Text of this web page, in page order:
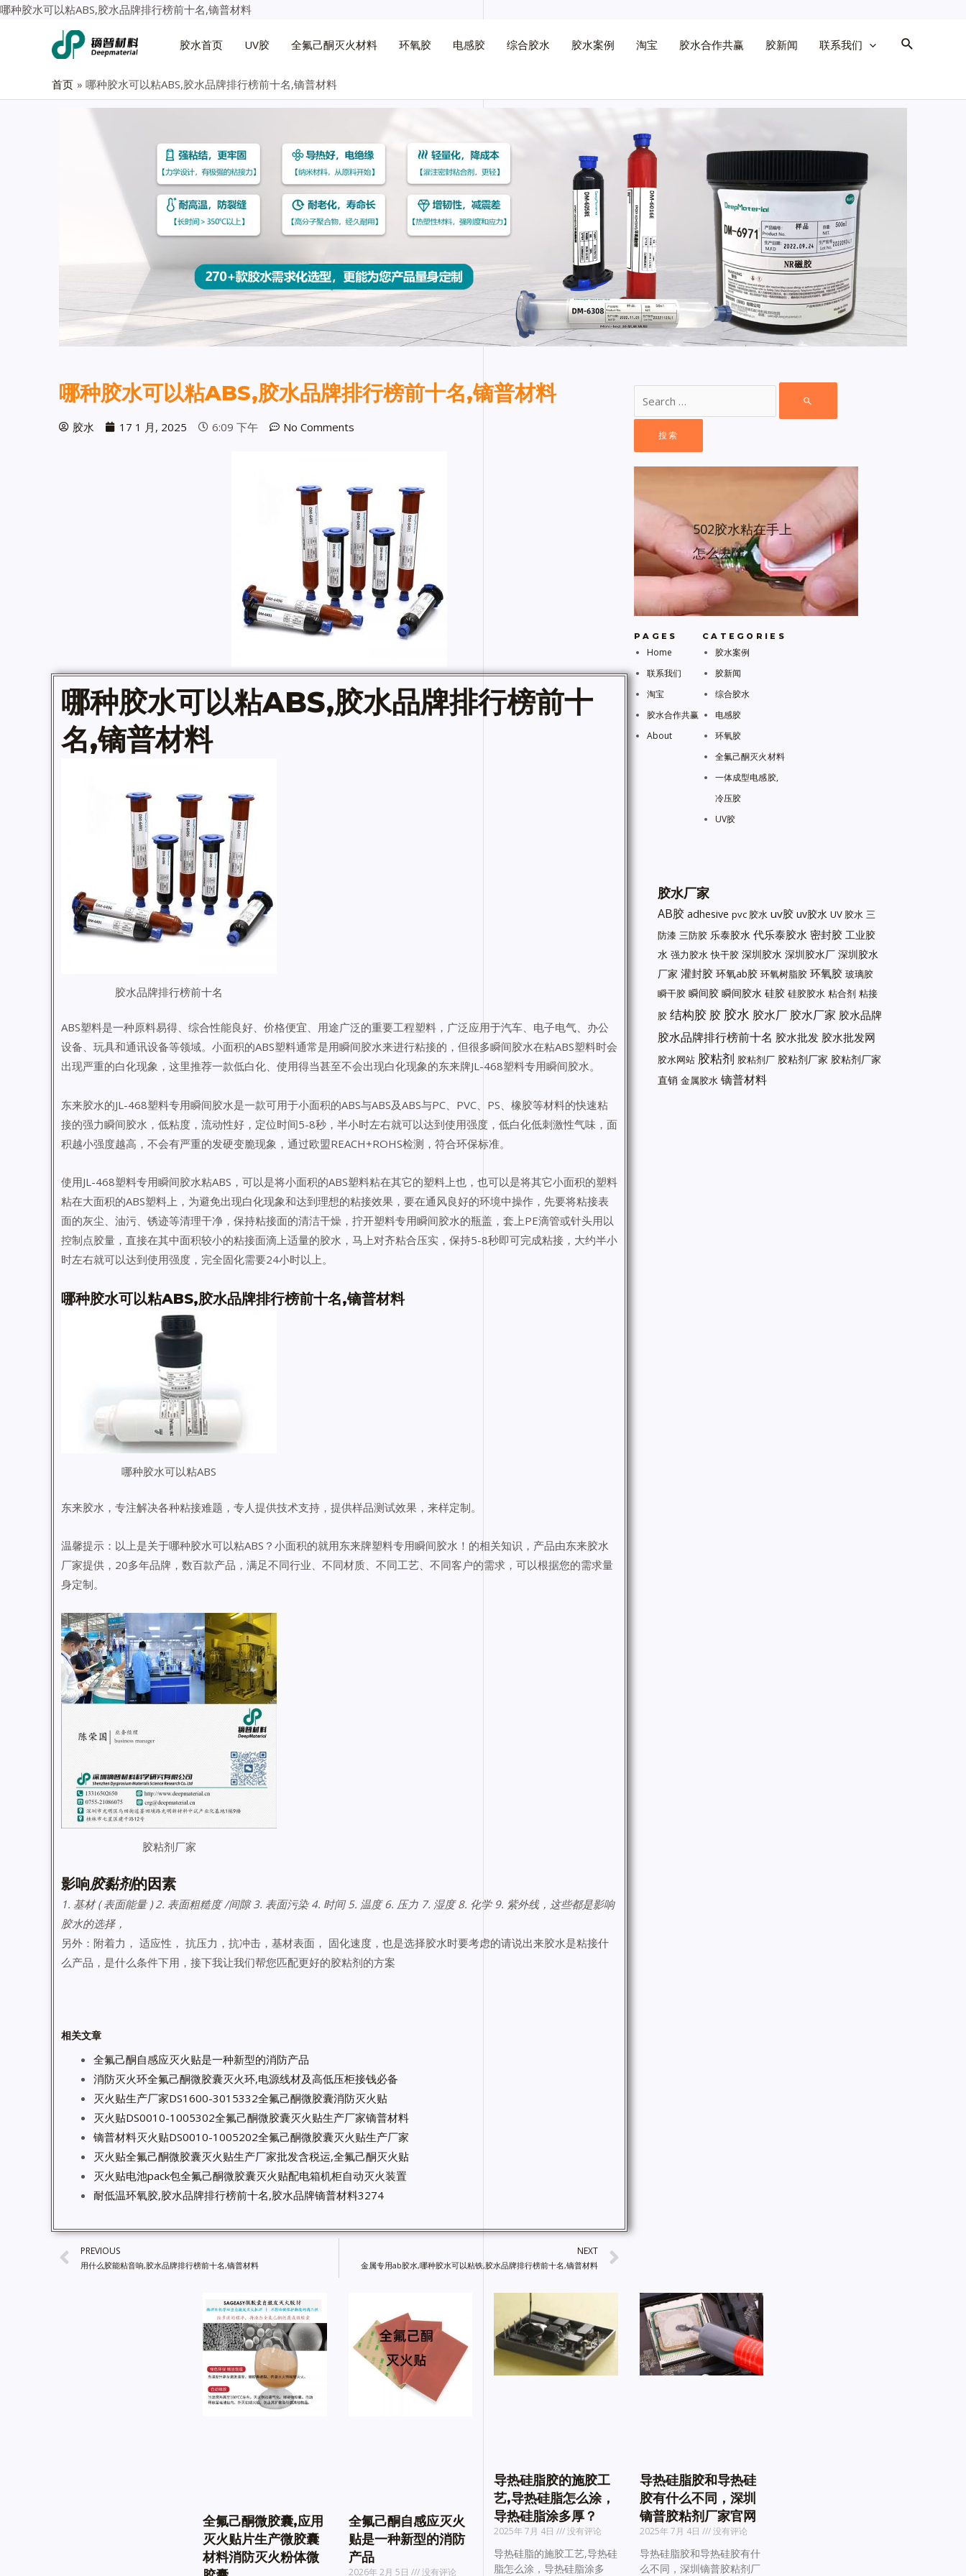
哪种胶水可以粘ABS,胶水品牌排行榜前十名,镝普材料
胶水首页 UV胶 全氟己酮灭火材料 环氧胶 电感胶 综合胶水 胶水案例 淘宝 胶水合作共赢 胶新闻 联系我们
首页 哪种胶水可以粘ABS,胶水品牌排行榜前十名,镝普材料
哪种胶水可以粘ABS,胶水品牌排行榜前十名,镝普材料
胶水 17 1 月, 2025 6:09 下午 No Comments
哪种胶水可以粘ABS,胶水品牌排行榜前十
名,镝普材料
胶水品牌排行榜前十名
ABS塑料是一种原料易得、综合性能良好、价格便宜、用途广泛的重要工程塑料，广泛应用于汽车、电子电气、办公
设备、玩具和通讯设备等领域。小面积的ABS塑料通常是用瞬间胶水来进行粘接的，但很多瞬间胶水在粘ABS塑料时会
出现严重的白化现象，这里推荐一款低白化、使用得当甚至不会出现白化现象的东来牌JL-468塑料专用瞬间胶水。
东来胶水的JL-468塑料专用瞬间胶水是一款可用于小面积的ABS与ABS及ABS与PC、PVC、PS、橡胶等材料的快速粘
接的强力瞬间胶水，低粘度，流动性好，定位时间5-8秒，半小时左右就可以达到使用强度，低白化低刺激性气味，面
积越小强度越高，不会有严重的发硬变脆现象，通过欧盟REACH+ROHS检测，符合环保标准。
使用JL-468塑料专用瞬间胶水粘ABS，可以是将小面积的ABS塑料粘在其它的塑料上也，也可以是将其它小面积的塑料
粘在大面积的ABS塑料上，为避免出现白化现象和达到理想的粘接效果，要在通风良好的环境中操作，先要将粘接表
面的灰尘、油污、锈迹等清理干净，保持粘接面的清洁干燥，拧开塑料专用瞬间胶水的瓶盖，套上PE滴管或针头用以
控制点胶量，直接在其中面积较小的粘接面滴上适量的胶水，马上对齐粘合压实，保持5-8秒即可完成粘接，大约半小
时左右就可以达到使用强度，完全固化需要24小时以上。
哪种胶水可以粘ABS,胶水品牌排行榜前十名,镝普材料
哪种胶水可以粘ABS
东来胶水，专注解决各种粘接难题，专人提供技术支持，提供样品测试效果，来样定制。
温馨提示：以上是关于哪种胶水可以粘ABS？小面积的就用东来牌塑料专用瞬间胶水！的相关知识，产品由东来胶水
厂家提供，20多年品牌，数百款产品，满足不同行业、不同材质、不同工艺、不同客户的需求，可以根据您的需求量
身定制。
胶粘剂厂家
影响胶黏剂的因素
1. 基材 ( 表面能量 ) 2. 表面粗糙度 /间隙 3. 表面污染 4. 时间 5. 温度 6. 压力 7. 湿度 8. 化学 9. 紫外线，这些都是影响
胶水的选择，
另外：附着力， 适应性， 抗压力，抗冲击，基材表面， 固化速度，也是选择胶水时要考虑的请说出来胶水是粘接什
么产品，是什么条件下用，接下我让我们帮您匹配更好的胶粘剂的方案
相关文章
全氟己酮自感应灭火贴是一种新型的消防产品
消防灭火环全氟己酮微胶囊灭火环,电源线材及高低压柜接钱必备
灭火贴生产厂家DS1600-3015332全氟己酮微胶囊消防灭火贴
灭火贴DS0010-1005302全氟己酮微胶囊灭火贴生产厂家镝普材料
镝普材料灭火贴DS0010-1005202全氟己酮微胶囊灭火贴生产厂家
灭火贴全氟己酮微胶囊灭火贴生产厂家批发含税运,全氟己酮灭火贴
灭火贴电池pack包全氟己酮微胶囊灭火贴配电箱机柜自动灭火装置
耐低温环氧胶,胶水品牌排行榜前十名,胶水品牌镝普材料3274
PREVIOUS
用什么胶能粘音响,胶水品牌排行榜前十名,镝普材料
NEXT
金属专用ab胶水,哪种胶水可以粘铁,胶水品牌排行榜前十名,镝普材料
502胶水粘在手上
怎么去除
PAGES
Home
联系我们
淘宝
胶水合作共赢
About
CATEGORIES
胶水案例
胶新闻
综合胶水
电感胶
环氧胶
全氟己酮灭火材料
一体成型电感胶,
冷压胶
UV胶
胶水厂家
AB胶 adhesive pvc 胶水 uv胶 uv胶水 UV 胶水 三
防漆 三防胶 乐泰胶水 代乐泰胶水 密封胶 工业胶
水 强力胶水 快干胶 深圳胶水 深圳胶水厂 深圳胶水
厂家 灌封胶 环氧ab胶 环氧树脂胶 环氧胶 玻璃胶
瞬干胶 瞬间胶 瞬间胶水 硅胶 硅胶胶水 粘合剂 粘接
胶 结构胶 胶 胶水 胶水厂 胶水厂家 胶水品牌
胶水品牌排行榜前十名 胶水批发 胶水批发网
胶水网站 胶粘剂 胶粘剂厂 胶粘剂厂家 胶粘剂厂家
直销 金属胶水 镝普材料
全氟己酮微胶囊,应用
灭火贴片生产微胶囊
材料消防灭火粉体微
全氟己酮自感应灭火
贴是一种新型的消防
产品
2026年 2月 5日 没有评论
导热硅脂胶的施胶工
艺,导热硅脂怎么涂，
导热硅脂涂多厚？
2025年 7月 4日 没有评论
导热硅脂的施胶工艺,导热硅
脂怎么涂，导热硅脂涂多
导热硅脂胶和导热硅
胶有什么不同，深圳
镝普胶粘剂厂家官网
2025年 7月 4日 没有评论
导热硅脂胶和导热硅胶有什
么不同，深圳镝普胶粘剂厂